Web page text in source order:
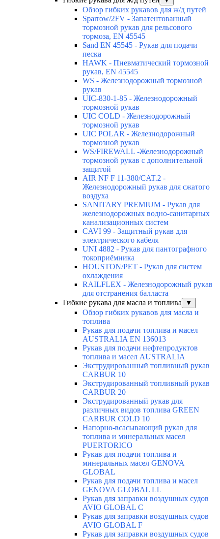
Обзор гибких рукавов для ж/д путей
Sparrow/2FV - Запатентованный
тормозной рукав для рельсового
тормоза, EN 45545
Sand EN 45545 - Рукав для подачи
песка
HAWK - Пневматический тормозной
рукав, EN 45545
WS - Железнодорожный тормозной
рукав
UIC-830-1-85 - Железнодорожный
тормозной рукав
UIC COLD - Железнодорожный
тормозной рукав
UIC POLAR - Железнодорожный
тормозной рукав
WS/FIREWALL -Железнодорожный
тормозной рукав с дополнительной
защитой
AIR NF F 11-380/CAT.2 -
Железнодорожный рукав для сжатого
воздуха
SANITARY PREMIUM - Рукав для
железнодорожных водно-санитарных
канализационных систем
CAVI 99 - Защитный рукав для
электрического кабеля
UNI 4882 - Рукав для пантографного
токоприёмника
HOUSTON/PET - Рукав для систем
охлаждения
RAILFLEX - Железнодорожный рукав
для отстранения балласта
Гибкие рукава для масла и топлива
▼
Обзор гибких рукавов для масла и
топлива
Рукав для подачи топлива и масел
AUSTRALIA EN 136013
Рукав для подачи нефтепродуктов
топлива и масел AUSTRALIA
Экструдированный топливный рукав
CARBUR 10
Экструдированный топливный рукав
CARBUR 20
Экструдированный рукав для
различных видов топлива GREEN
CARBUR COLD 10
Напорно-всасывающий рукав для
топлива и минеральных масел
PUERTORICO
Рукав для подачи топлива и
минеральных масел GENOVA
GLOBAL
Рукав для подачи топлива и масел
GENOVA GLOBAL LL
Рукав для заправки воздушных судов
AVIO GLOBAL C
Рукав для заправки воздушных судов
AVIO GLOBAL F
Рукав для заправки воздушных судов